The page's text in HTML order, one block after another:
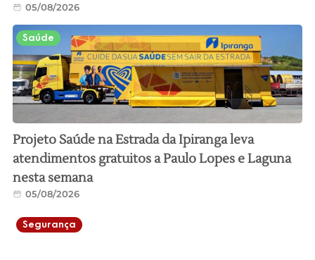
05/08/2026
Saúde
Projeto Saúde na Estrada da Ipiranga leva
atendimentos gratuitos a Paulo Lopes e Laguna
nesta semana
05/08/2026
Segurança